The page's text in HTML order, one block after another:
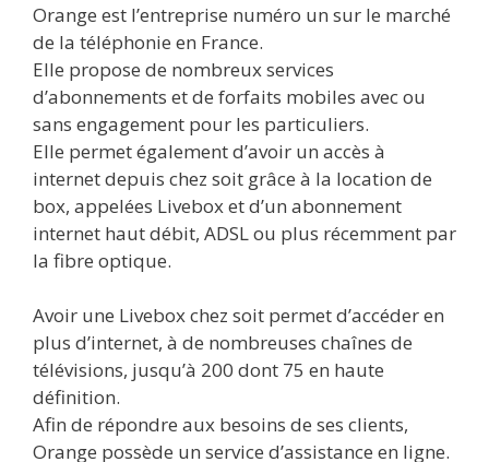
Orange est l’entreprise numéro un sur le marché
de la téléphonie en France.
Elle propose de nombreux services
d’abonnements et de forfaits mobiles avec ou
sans engagement pour les particuliers.
Elle permet également d’avoir un accès à
internet depuis chez soit grâce à la location de
box, appelées Livebox et d’un abonnement
internet haut débit, ADSL ou plus récemment par
la fibre optique.
Avoir une Livebox chez soit permet d’accéder en
plus d’internet, à de nombreuses chaînes de
télévisions, jusqu’à 200 dont 75 en haute
définition.
Afin de répondre aux besoins de ses clients,
Orange possède un service d’assistance en ligne.